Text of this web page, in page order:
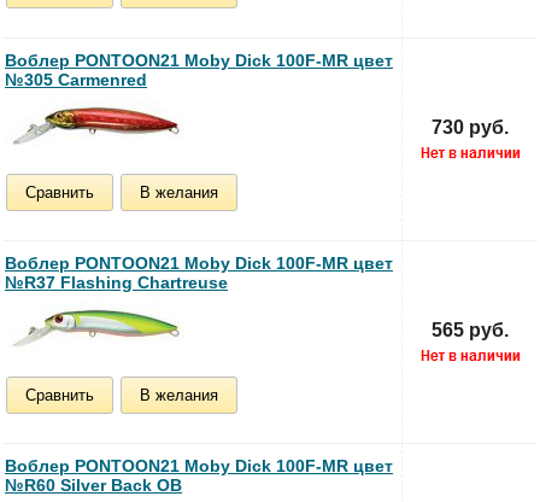
Воблер PONTOON21 Moby Dick 100F-MR цвет
№305 Carmenred
Сравнить В желания
730 руб.
Воблер PONTOON21 Moby Dick 100F-MR цвет
№R37 Flashing Chartreuse
Сравнить В желания
565 руб.
Воблер PONTOON21 Moby Dick 100F-MR цвет
№R60 Silver Back OB